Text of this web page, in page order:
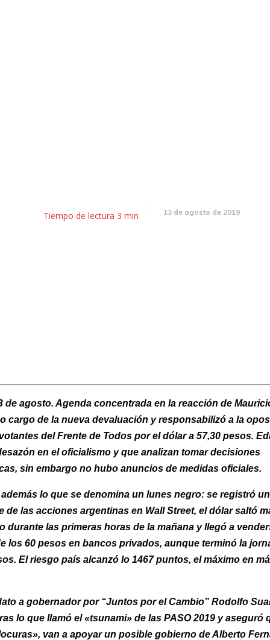
Tiempo de lectura 3 min 13 de agosto de 2019
de agosto. Agenda concentrada en la reacción de
cargo de la nueva devaluación y responsabilizó a la
del Frente de Todos por el dólar a 57,30 pesos.
en el oficialismo y que analizan tomar decisiones
sin embargo no hubo anuncios de medidas oficiales.
lo que se denomina un lunes negro: se registró
de las acciones argentinas en Wall Street, el dólar saltó
durante las primeras horas de la mañana y llegó a
los 60 pesos en bancos privados, aunque terminó la
El riesgo país alcanzó lo 1467 puntos, el máximo en
a gobernador por “Juntos por el Cambio” Rodolfo
lo que llamó el «tsunami» de las PASO 2019 y aseguró
van a apoyar un posible gobierno de Alberto